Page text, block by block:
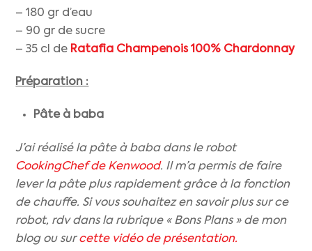
– 180 gr d’eau
– 90 gr de sucre
– 35 cl de Ratafia Champenois 100% Chardonnay
Préparation :
Pâte à baba
J’ai réalisé la pâte à baba dans le robot
CookingChef de Kenwood. Il m’a permis de faire
lever la pâte plus rapidement grâce à la fonction
de chauffe. Si vous souhaitez en savoir plus sur ce
robot, rdv dans la rubrique « Bons Plans » de mon
blog ou surcette vidéo de présentation.